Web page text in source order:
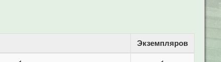
Экземпляров